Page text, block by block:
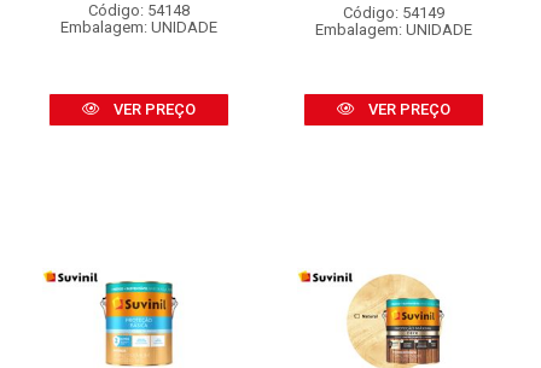
Código: 54148
Embalagem: UNIDADE
VER PREÇO
Código: 54149
Embalagem: UNIDADE
VER PREÇO